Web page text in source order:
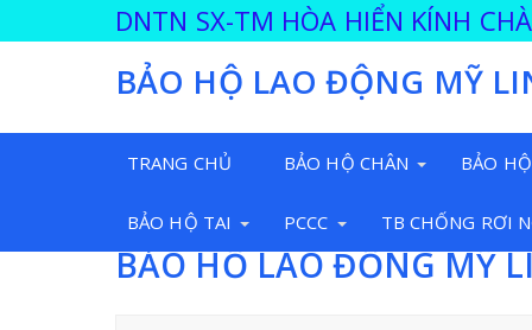
DNTN SX-TM HÒA HIỂN KÍNH
BẢO HỘ LAO ĐỘNG MỸ
TRANG CHỦ BẢO HỘ CHÂN BẢO
BẢO HỘ TAI PCCC TB CHỐNG RƠI
BẢO HỘ LAO ĐỘNG MỸ